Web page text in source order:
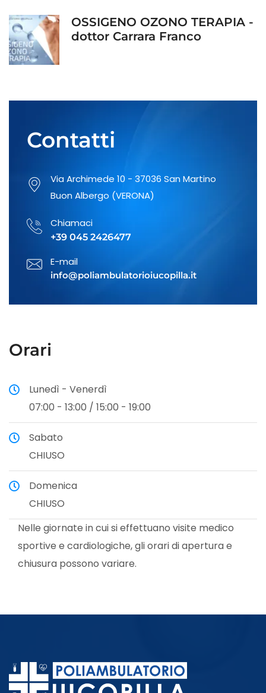
OSSIGENO OZONO TERAPIA -
dottor Carrara Franco
nei della tua pelle
Visite specialistiche di
Medicina dello Sport
Contatti
Via Archimede 10 - 37036 San Martino
Buon Albergo (VERONA)
Chiamaci
+39 045 2426477
E-mail
info@poliambulatorioiucopilla.it
Orari
Lunedì - Venerdì
07:00 - 13:00 / 15:00 - 19:00
Sabato
CHIUSO
Domenica
CHIUSO
Nelle giornate in cui si effettuano visite medico
sportive e cardiologiche, gli orari di apertura e
chiusura possono variare.